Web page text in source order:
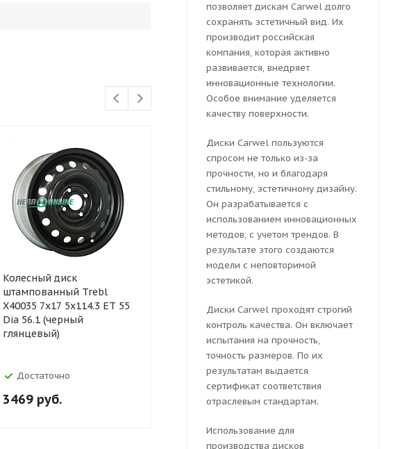
Колесный диск
штампованный Trebl
X40035 7x17 5x114.3 ET 55
Dia 56.1 (черный
глянцевый)
Достаточно
3469 руб.
Колесный диск
1728 7x17 5x114.3 ET 47
Достаточно
руб.
7x17 5x114.3
позволяет дискам Carwel долго
сохранять эстетичный вид. Их
производит российская
компания, которая активно
развивается, внедряет
инновационные технологии.
Особое внимание уделяется
качеству поверхности.
Диски Carwel пользуются
спросом не только из-за
прочности, но и благодаря
стильному, эстетичному дизайну.
Он разрабатывается с
использованием инновационных
методов, с учетом трендов. В
результате этого создаются
модели с неповторимой
эстетикой.
Диски Carwel проходят строгий
контроль качества. Он включает
испытания на прочность,
точность размеров. По их
результатам выдается
сертификат соответствия
отраслевым стандартам.
Использование для
производства дисков